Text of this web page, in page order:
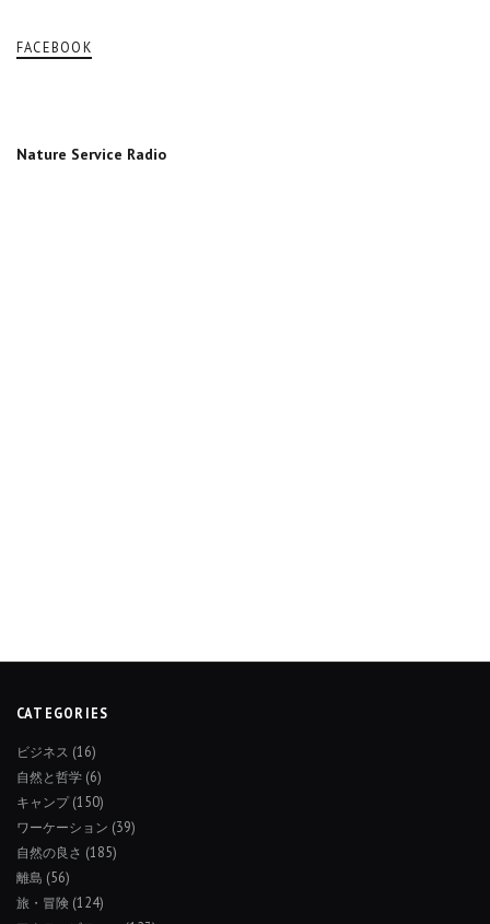
FACEBOOK
Nature Service Radio
CATEGORIES
ビジネス (16)
自然と哲学 (6)
キャンプ(150)
ワーケーション (39)
自然の良さ (185)
離島 (56)
旅・冒険 (124)